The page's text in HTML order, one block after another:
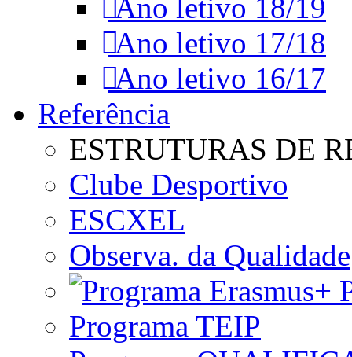
Ano letivo 18/19
Ano letivo 17/18
Ano letivo 16/17
Referência
ESTRUTURAS DE
Clube Desportivo
ESCXEL
Observa. da Qualidade
Programa TEIP